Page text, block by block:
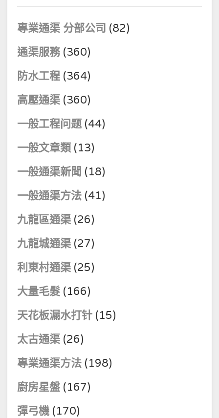
專業通渠 分部公司 (82)
通渠服務 (360)
防水工程 (364)
高壓通渠 (360)
一般工程问题 (44)
一般文章類 (13)
一般通渠新聞 (18)
一般通渠方法 (41)
九龍區通渠 (26)
九龍城通渠 (27)
利東村通渠 (25)
大量毛髮 (166)
天花板漏水打针 (15)
太古通渠 (26)
專業通渠方法 (198)
廚房星盤 (167)
彈弓機 (170)